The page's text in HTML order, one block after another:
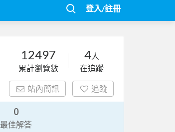
登入/註冊
12497
累計瀏覽數
4人
在追蹤
站內簡訊 追蹤
0
最佳解答